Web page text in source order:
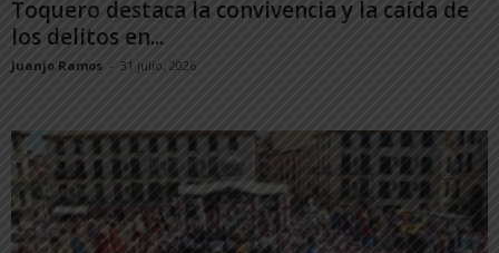
Toquero destaca la convivencia y la caída de
los delitos en...
Juanjo Ramos - 31 julio, 2026